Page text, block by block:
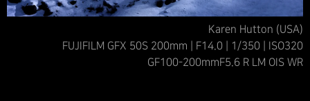
Karen Hutton (USA)
FUJIFILM GFX 50S 200mm | F14.0 | 1/350 | ISO320
GF100-200mmF5.6 R LM OIS WR